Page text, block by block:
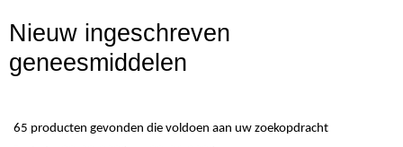
Nieuw ingeschreven
geneesmiddelen
65 producten gevonden die voldoen aan uw zoekopdracht